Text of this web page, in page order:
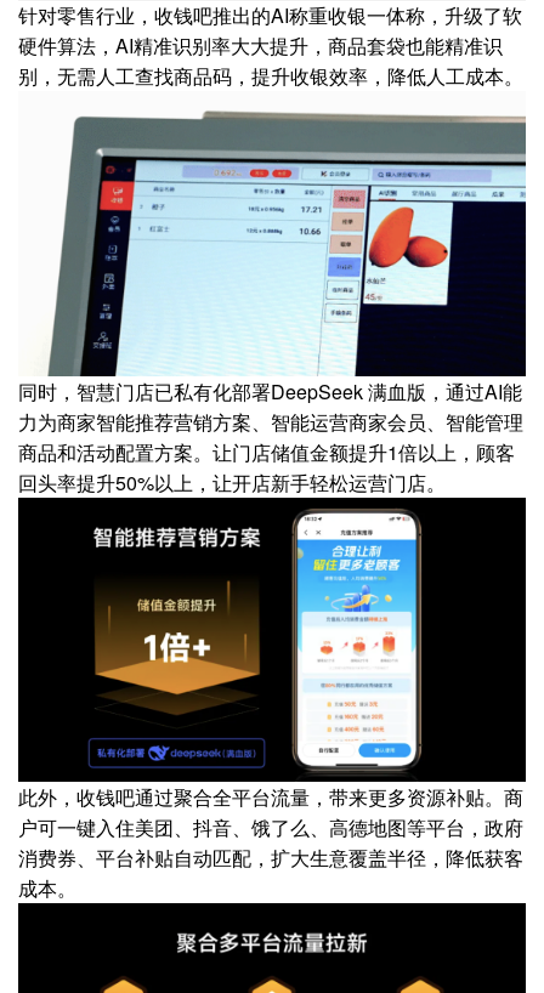
针对零售行业，收钱吧推出的AI称重收银一体称，升级了软
硬件算法，AI精准识别率大大提升，商品套袋也能精准识
别，无需人工查找商品码，提升收银效率，降低人工成本。
同时，智慧门店已私有化部署DeepSeek 满血版，通过AI能
力为商家智能推荐营销方案、智能运营商家会员、智能管理
商品和活动配置方案。让门店储值金额提升1倍以上，顾客
回头率提升50%以上，让开店新手轻松运营门店。
此外，收钱吧通过聚合全平台流量，带来更多资源补贴。商
户可一键入住美团、抖音、饿了么、高德地图等平台，政府
消费券、平台补贴自动匹配，扩大生意覆盖半径，降低获客
成本。